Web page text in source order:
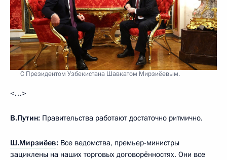
С Президентом Узбекистана Шавкатом Мирзиёевым.
<…>
В.Путин: Правительства работают достаточно ритмично.
Ш.Мирзиёев: Все ведомства, премьер-министры
зациклены на наших торговых договорённостях. Они все